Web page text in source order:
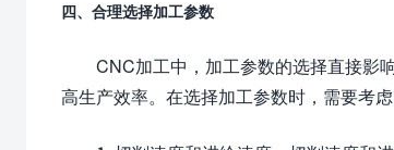
四、合理选择加工参数
CNC加工中，加工参数的选择直接影
高生产效率。在选择加工参数时，需要考虑